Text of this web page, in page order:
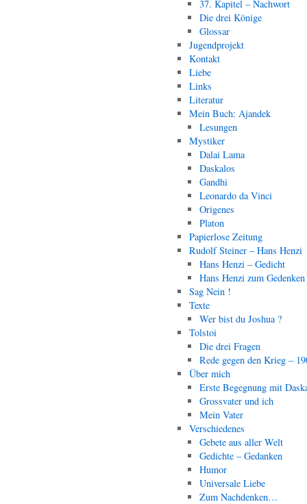
37. Kapitel – Nachwort
Die drei Könige
Glossar
Jugendprojekt
Kontakt
Liebe
Links
Literatur
Mein Buch: Ajandek
Lesungen
Mystiker
Dalai Lama
Daskalos
Gandhi
Leonardo da Vinci
Origenes
Platon
Papierlose Zeitung
Rudolf Steiner – Hans Henzi
Hans Henzi – Gedicht
Hans Henzi zum Gedenken
Sag Nein !
Texte
Wer bist du Joshua ?
Tolstoi
Die drei Fragen
Rede gegen den Krieg –
Über mich
Erste Begegnung mit
Grossvater und ich
Mein Vater
Verschiedenes
Gebete aus aller Welt
Gedichte – Gedanken
Humor
Universale Liebe
Zum Nachdenken…